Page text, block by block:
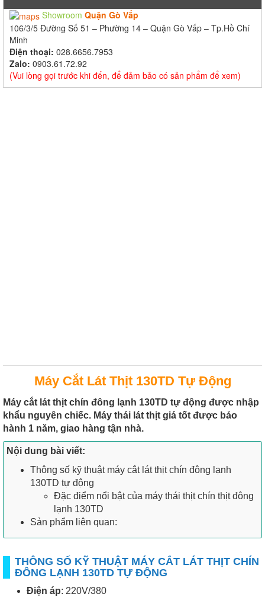
Showroom Quận Gò Vấp
106/3/5 Đường Số 51 – Phường 14 – Quận Gò Vấp – Tp.Hồ Chí
Minh
Điện thoại: 028.6656.7953
Zalo: 0903.61.72.92
(Vui lòng gọi trước khi đến, để đảm bảo có sản phẩm để xem)
Máy Cắt Lát Thịt 130TD Tự Động
Máy cắt lát thịt chín đông lạnh 130TD tự động được nhập
khẩu nguyên chiếc. Máy thái lát thịt giá tốt được bảo
hành 1 năm, giao hàng tận nhà.
Nội dung bài viết:
Thông số kỹ thuật máy cắt lát thịt chín đông lạnh
130TD tự động
Đặc điểm nổi bật của máy thái thịt chín thịt đông
lạnh 130TD
Sản phẩm liên quan:
THÔNG SỐ KỸ THUẬT MÁY CẮT LÁT THỊT CHÍN
ĐÔNG LẠNH 130TD TỰ ĐỘNG
Điện áp: 220V/380